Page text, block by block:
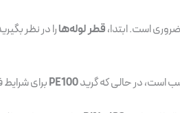
است. ابتدا،قطر لوله‌هارا در نظر
است، در حالی که گریدPE100برای